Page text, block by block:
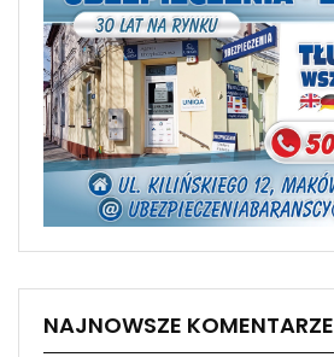
NAJNOWSZE KOMENTARZE